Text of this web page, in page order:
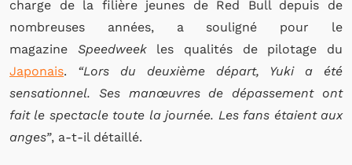
charge de la filière jeunes de Red Bull depuis de
nombreuses années, a souligné pour le
magazine Speedweekles qualités de pilotage du
Japonais. “Lors du deuxième départ, Yuki a été
sensationnel. Ses manœuvres de dépassement ont
fait le spectacle toute la journée. Les fans étaient aux
anges”, a-t-il détaillé.